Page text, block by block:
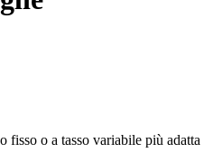
fisso o a tasso variabile più adatta